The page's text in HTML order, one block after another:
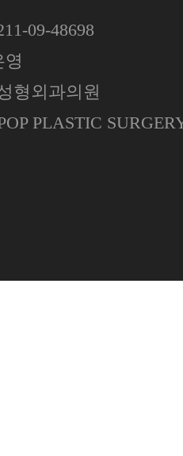
09-48698
형외과의원
PLASTIC